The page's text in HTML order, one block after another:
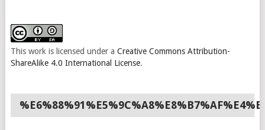
This work is licensed under a Creative Commons Attribution-
ShareAlike 4.0 International License.